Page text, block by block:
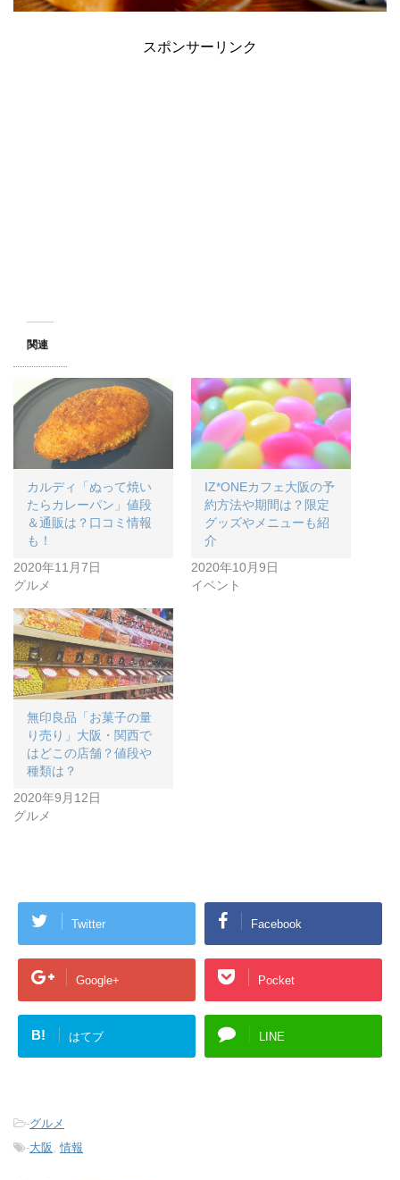
スポンサーリンク
関連
カルディ「ぬって焼い
たらカレーパン」値段
＆通販は？口コミ情報
も！
2020年11月7日
グルメ
IZ*ONEカフェ大阪の予
約方法や期間は？限定
グッズやメニューも紹
介
2020年10月9日
イベント
無印良品「お菓子の量
り売り」大阪・関西で
はどこの店舗？値段や
種類は？
2020年9月12日
グルメ
Twitter Facebook
Google+ Pocket
B! はてブ LINE
-グルメ
-大阪 , 情報